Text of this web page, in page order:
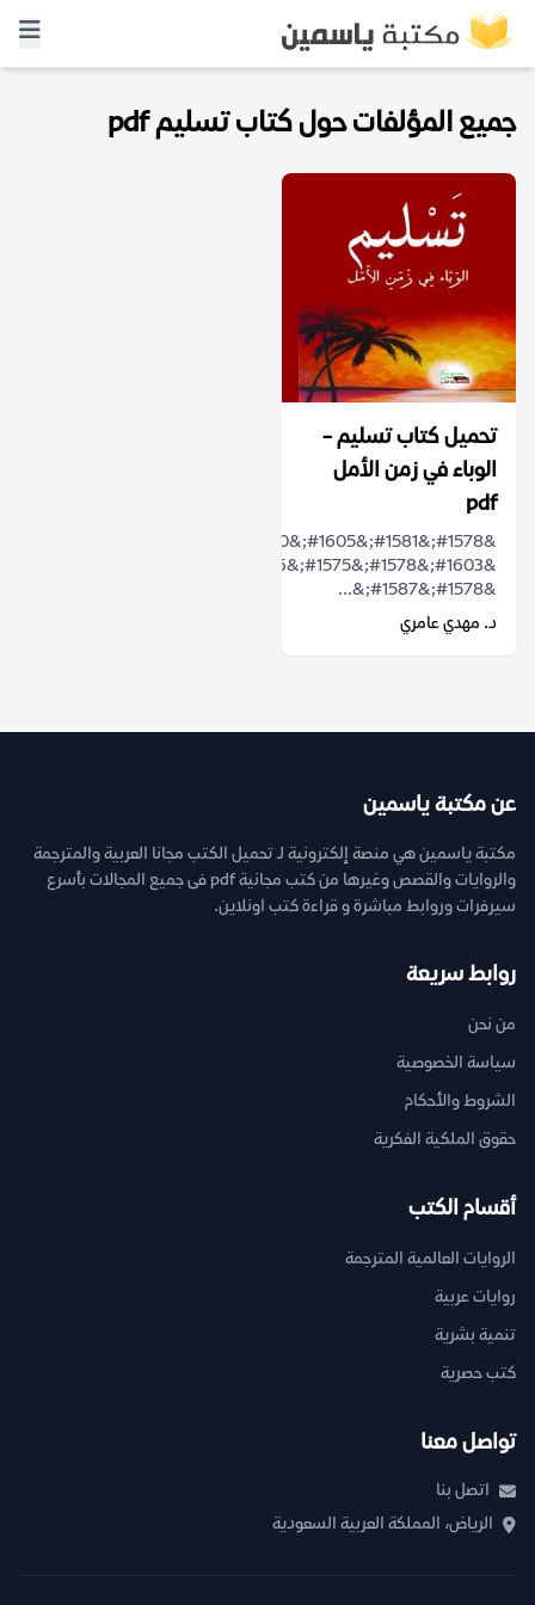
جميع المؤلفات حول كتاب تسليم pdf
تحميل كتاب تسليم -
الوباء في زمن الأمل
pdf
&#1578;&#1587;&...
د. مهدي عامري
عن مكتبة ياسمين
مكتبة ياسمين هي منصة إلكترونية لـ تحميل الكتب مجانا العربية والمترجمة
والروايات والقصص وغيرها من كتب مجانية pdf فى جميع المجالات بأسرع
سيرفرات وروابط مباشرة و قراءة كتب اونلاين.
روابط سريعة
من نحن
سياسة الخصوصية
الشروط والأحكام
حقوق الملكية الفكرية
أقسام الكتب
الروايات العالمية المترجمة
روايات عربية
تنمية بشرية
كتب حصرية
تواصل معنا
اتصل بنا
الرياض، المملكة العربية السعودية